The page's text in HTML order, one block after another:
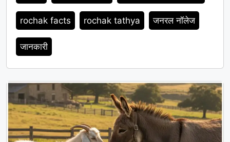
rochak facts rochak tathya जनरल नॉलेज
जानकारी